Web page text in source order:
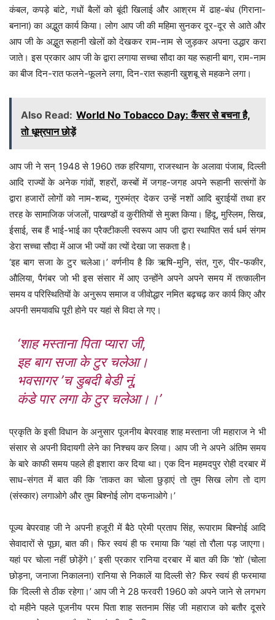
कंबल, कपड़े बांटे, गधों बैलों को बूंदी खिलाई और आश्रम में ढाह-बंध (गिराना-
बनाना) का अद्भुत कार्य किया। लोग आप जी की महिमा सुनकर दूर-दूर से आते और
आप जी के अद्भुत रूहानी खेलों को देखकर राम-नाम से जुड़कर अपना उद्धार करा
जाते। इस प्रकार आप जी के द्वारा लगाया सच्चा सौदा का यह रूहानी बाग, राम-नाम
का बीज दिन-रात फलने-फूलने लगा, दिन-रात रूहानी खुशबू से महकने लगा।
Also Read: World No Tobacco Day: कैंसर से बचना है,
तो धूम्रपान छोड़ें
आप जी ने सन् 1948 से 1960 तक हरियाणा, राजस्थान के अलावा पंजाब, दिल्ली
आदि राज्यों के अनेक गांवों, शहरों, कस्बों में जगह-जगह अपने रूहानी सत्संगों के
द्वारा हजारों लोगों को नाम-शब्द, गुरुमंत्र देकर उन्हें नशों आदि बुराईयों तथा हर
तरह के सामाजिक जंजलों, पाखण्डों व कुरीतियों से मुक्त किया। हिंदू, मुस्लिम, सिख,
ईसाई, सब हैं भाई-भाई का प्रैक्टीकली स्वरूप आप जी द्वारा स्थापित सर्व धर्म संगम
डेरा सच्चा सौदा में आज भी ज्यों का त्यों देखा जा सकता है।
‘इह बाग सजा के टुर चलेआ।’ वर्णनीय है कि ऋषि-मुनि, संत, गुरु, पीर-फकीर,
औलिया, पैगंबर जो भी इस संसार में आए उन्होंने अपने अपने समय में तत्कालीन
समय व परिस्थितियों के अनुरूप समाज व जीवोद्धार नमित बढ़चढ़ कर कार्य किए और
अपनी समयावधि पूरी होने पर यहां से विदा ले गए।
‘शाह मस्ताना पिता प्यारा जी,
इह बाग सजा के टुर चलेआ।
भवसागर ’च डुबदी बेडी नूं,
कंडे पार लगा के टुर चलेआ।।’
प्रकृति के इसी विधान के अनुसार पूजनीय बेपरवाह शाह मस्ताना जी महाराज ने भी
संसार से अपनी विदायगी लेने का निश्चय कर लिया। आप जी ने अपने अंतिम समय
के बारे काफी समय पहले ही इशारा कर दिया था। एक दिन महमदपुर रोही दरबार में
साध-संगत में बात की कि ‘ताकत का चोला छुड़ाएं तो तुम सिख लोग तो दाग
(संस्कार) लगाओगे और तुम बिश्नोई लोग दफनाओगे।’
पूज्य बेपरवाह जी ने अपनी हजूरी में बैठे प्रेमी प्रताप सिंह, रूपाराम बिश्नोई आदि
सेवादारों से पूछा, बात की। फिर स्वयं ही फ रमाया कि ‘यहां तो रौला पड़ जाएगा।
यहां पर चोला नहीं छोड़ेंगे।’ इसी प्रकार रानिया दरबार में बात की कि ‘शो’ (चोला
छोड़ना, जनाजा निकालना) रानिया से निकालें या दिल्ली से? फिर स्वयं ही फरमाया
कि ‘दिल्ली से ठीक रहेगा।’ आप जी ने 28 फरवरी 1960 को अपने जाने से लगभग
दो महीने पहले पूजनीय परम पिता शाह सतनाम सिंह जी महाराज को बतौर दूसरे